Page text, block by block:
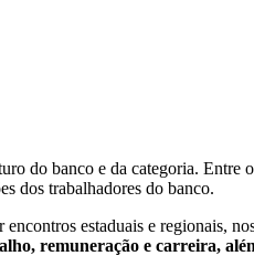
do banco e da categoria. Entre
dos trabalhadores do banco.
estaduais e regionais,
remuneração e carreira,